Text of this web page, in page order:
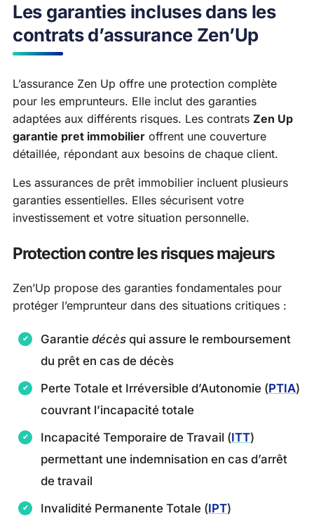
Les garanties incluses dans les
contrats d’assurance Zen’Up
L’assurance Zen Up offre une protection complète
pour les emprunteurs. Elle inclut des garanties
adaptées aux différents risques. Les contrats Zen Up
garantie pret immobilier offrent une couverture
détaillée, répondant aux besoins de chaque client.
Les assurances de prêt immobilier incluent plusieurs
garanties essentielles. Elles sécurisent votre
investissement et votre situation personnelle.
Protection contre les risques majeurs
Zen’Up propose des garanties fondamentales pour
protéger l’emprunteur dans des situations critiques :
Garantie décès qui assure le remboursement
du prêt en cas de décès
Perte Totale et Irréversible d’Autonomie (PTIA)
couvrant l’incapacité totale
Incapacité Temporaire de Travail (ITT)
permettant une indemnisation en cas d’arrêt
de travail
Invalidité Permanente Totale (IPT)